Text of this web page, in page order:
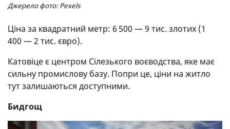
Джерело фото: Pexels
Ціна за квадратний метр: 6 500 — 9 тис. злотих (1
400 — 2 тис. євро).
Катовіце є центром Сілезького воєводства, яке має
сильну промислову базу. Попри це, ціни на житло
тут залишаються доступними.
Бидгощ